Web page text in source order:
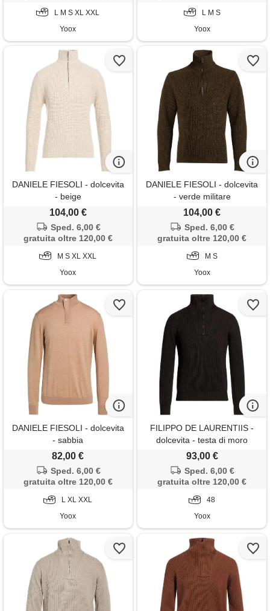
L M S XL XXL
Yoox
L M S
Yoox
DANIELE FIESOLI - dolcevita
- beige
104,00 €
Sped. 6,00 €
gratuita oltre 120,00 €
M S XL XXL
Yoox
DANIELE FIESOLI - dolcevita
- verde militare
104,00 €
Sped. 6,00 €
gratuita oltre 120,00 €
M S
Yoox
DANIELE FIESOLI - dolcevita
- sabbia
82,00 €
Sped. 6,00 €
gratuita oltre 120,00 €
L XL XXL
Yoox
FILIPPO DE LAURENTIIS -
dolcevita - testa di moro
93,00 €
Sped. 6,00 €
gratuita oltre 120,00 €
48
Yoox